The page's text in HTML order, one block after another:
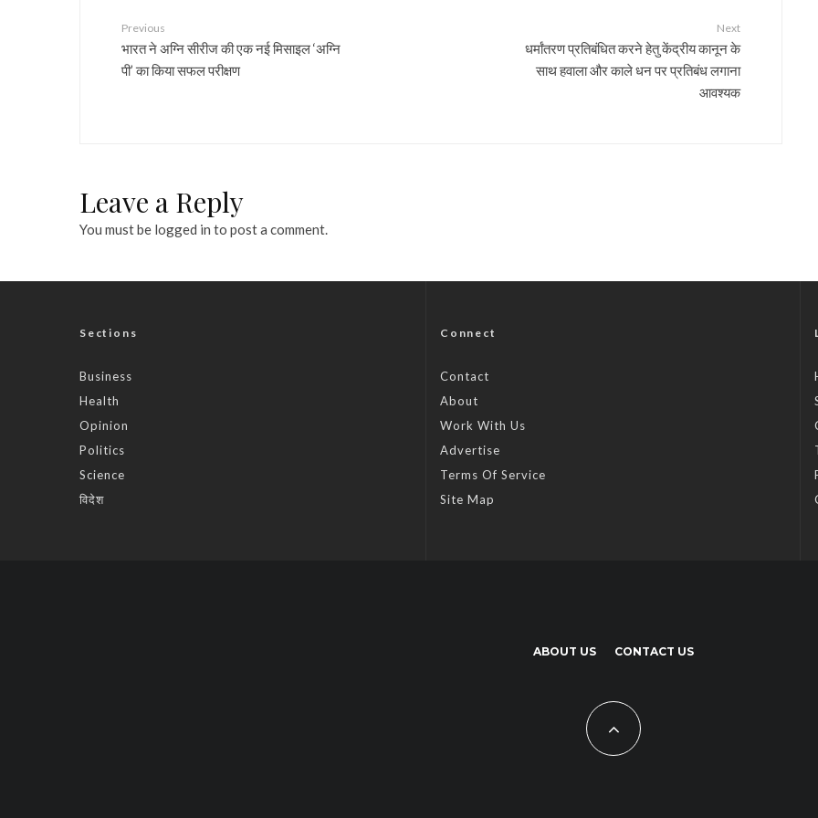
Previous
भारत ने अग्नि सीरीज की एक नई मिसाइल ‘अग्नि
पी’ का किया सफल परीक्षण
Next
धर्मांतरण प्रतिबंधित करने हेतु केंद्रीय कानून के
साथ हवाला और काले धन पर प्रतिबंध लगाना
आवश्यक
Leave a Reply
You must be logged in to post a comment.
Sections
Business
Health
Opinion
Politics
Science
विदेश
Connect
Contact
About
Work With Us
Advertise
Terms Of Service
Site Map
ABOUT US CONTACT US